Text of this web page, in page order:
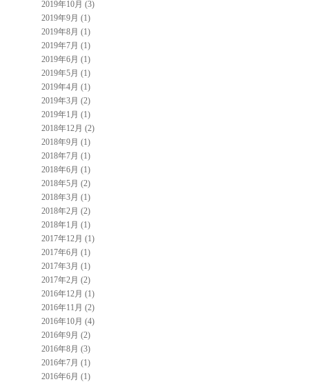
2019年10月 (3)
2019年9月 (1)
2019年8月 (1)
2019年7月 (1)
2019年6月 (1)
2019年5月 (1)
2019年4月 (1)
2019年3月 (2)
2019年1月 (1)
2018年12月 (2)
2018年9月 (1)
2018年7月 (1)
2018年6月 (1)
2018年5月 (2)
2018年3月 (1)
2018年2月 (2)
2018年1月 (1)
2017年12月 (1)
2017年6月 (1)
2017年3月 (1)
2017年2月 (2)
2016年12月 (1)
2016年11月 (2)
2016年10月 (4)
2016年9月 (2)
2016年8月 (3)
2016年7月 (1)
2016年6月 (1)